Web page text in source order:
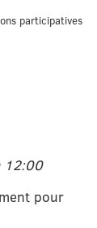
participatives
12:00
pour